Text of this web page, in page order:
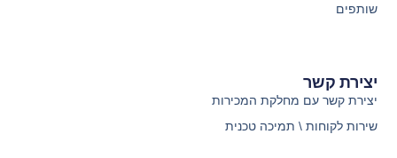
שותפים
יצירת קשר
יצירת קשר עם מחלקת המכירות
שירות לקוחות \ תמיכה טכנית